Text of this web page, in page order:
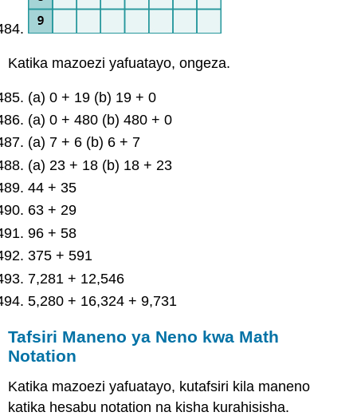
Katika mazoezi yafuatayo, ongeza.
(a) 0 + 19 (b) 19 + 0
(a) 0 + 480 (b) 480 + 0
(a) 7 + 6 (b) 6 + 7
(a) 23 + 18 (b) 18 + 23
44 + 35
63 + 29
96 + 58
375 + 591
7,281 + 12,546
5,280 + 16,324 + 9,731
Tafsiri Maneno ya Neno kwa Math
Notation
Katika mazoezi yafuatayo, kutafsiri kila maneno
katika hesabu notation na kisha kurahisisha.